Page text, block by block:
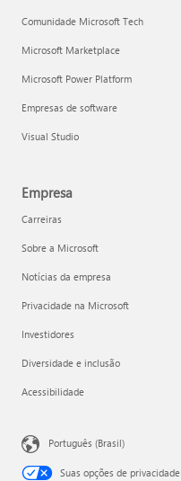
Comunidade Microsoft Tech
Microsoft Marketplace
Microsoft Power Platform
Empresas de software
Visual Studio
Empresa
Carreiras
Sobre a Microsoft
Notícias da empresa
Privacidade na Microsoft
Investidores
Diversidade e inclusão
Acessibilidade
Português (Brasil)
Suas opções de privacidade